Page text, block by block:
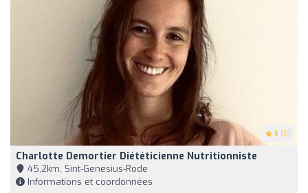
5 (5)
Charlotte Demortier Diététicienne Nutritionniste
45,2km, Sint-Genesius-Rode
Informations et coordonnées